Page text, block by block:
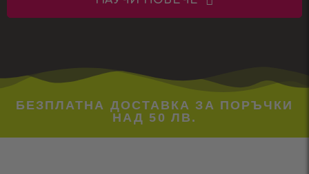
БЕЗПЛАТНА ДОСТАВКА ЗА ПОРЪЧКИ
НАД 50 ЛВ.